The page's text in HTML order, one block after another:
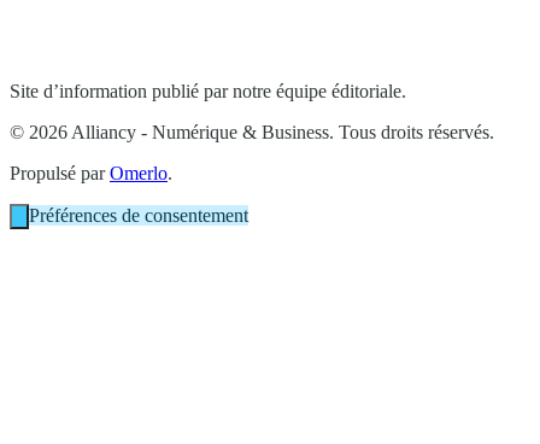
Site d’information publié par notre équipe éditoriale.
© 2026 Alliancy - Numérique & Business. Tous droits réservés.
Propulsé parOmerlo.
Préférences de consentement